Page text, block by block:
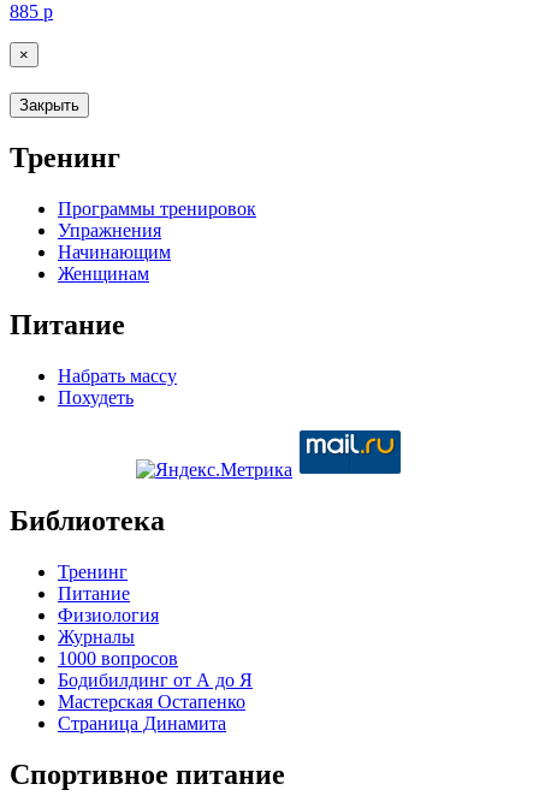
885 р
×
Закрыть
Тренинг
Программы тренировок
Упражнения
Начинающим
Женщинам
Питание
Набрать массу
Похудеть
Библиотека
Тренинг
Питание
Физиология
Журналы
1000 вопросов
Бодибилдинг от А до Я
Мастерская Остапенко
Страница Динамита
Спортивное питание